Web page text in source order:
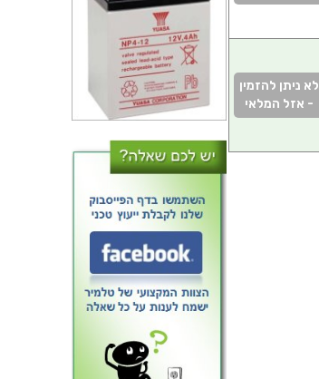
לא ניתן להזמין
- אזל המלאי